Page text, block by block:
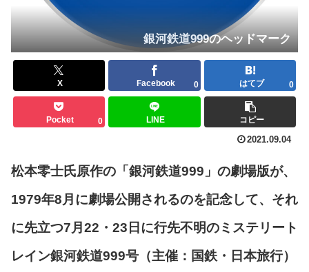
銀河鉄道999のヘッドマーク
X Facebook 0 はてブ 0
Pocket 0 LINE コピー
2021.09.04
松本零士氏原作の「銀河鉄道999」の劇場版が、
1979年8月に劇場公開されるのを記念して、それ
に先立つ7月22・23日に行先不明のミステリート
レイン銀河鉄道999号（主催：国鉄・日本旅行）